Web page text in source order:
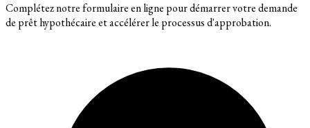
Complétez notre formulaire en ligne pour démarrer votre demande
de prêt hypothécaire et accélérer le processus d'approbation.